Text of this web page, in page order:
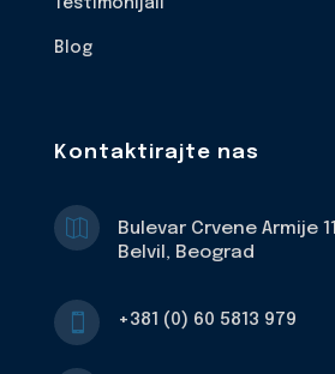
Blog
Kontaktirajte nas

Bulevar Crvene Armije
Belvil, Beograd
 +381 (0) 60 5813 979